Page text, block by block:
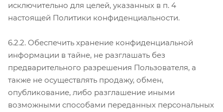
исключительно для целей, указанных в п. 4
настоящей Политики конфиденциальности.
6.2.2. Обеспечить хранение конфиденциальной
информации в тайне, не разглашать без
предварительного разрешения Пользователя, а
также не осуществлять продажу, обмен,
опубликование, либо разглашение иными
возможными способами переданных персональных